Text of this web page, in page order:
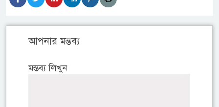
আপনার মন্তব্য
মন্তব্য লিখুন